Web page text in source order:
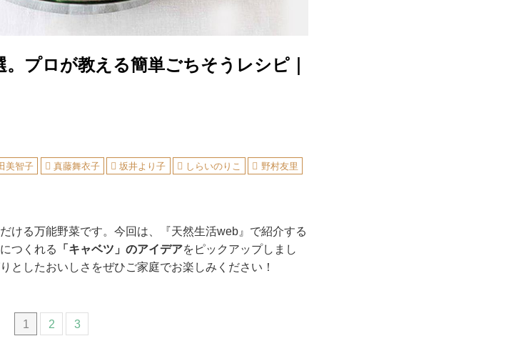
。プロが教える簡単ごちそうレシピ｜
美智子 真藤舞衣子 坂井より子 しらいのりこ
野村友里
ける万能野菜です。今回は、『天然生活web』で紹介する
つくれる
「キャベツ」のアイデアをピックアップしまし
としたおいしさをぜひご家庭でお楽しみください！
1 2 3